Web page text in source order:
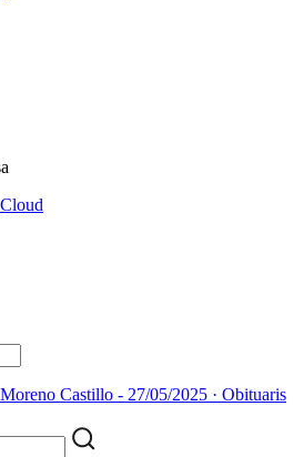
Castillo - 27/05/2025 · Obituaris